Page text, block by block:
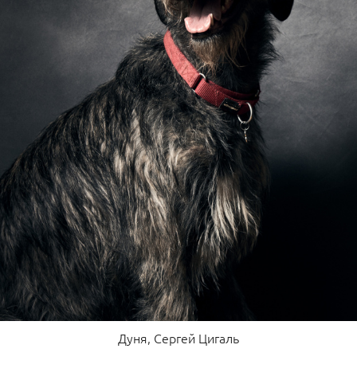
Дуня, Сергей Цигаль